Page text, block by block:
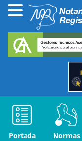
Portada Normas